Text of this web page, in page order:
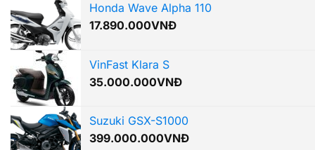
Honda Wave Alpha 110
17.890.000VNĐ
VinFast Klara S
35.000.000VNĐ
Suzuki GSX-S1000
399.000.000VNĐ